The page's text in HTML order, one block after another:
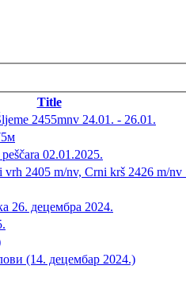
Title
2455mnv 24.01. - 26.01.
02.01.2025.
2405 m/nv, Crni krš 2426 m/
26. децембра 2024.
(14. децембар 2024.)